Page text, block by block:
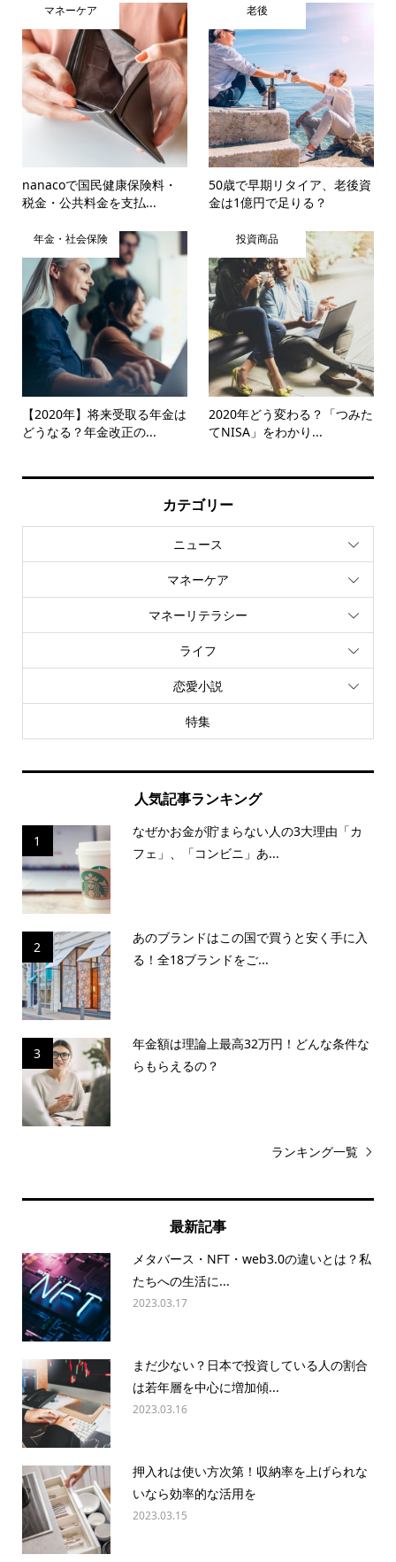
マネーケア
nanacoで国民健康保険料・
税金・公共料金を支払...
老後
50歳で早期リタイア、老後資
金は1億円で足りる？
年金・社会保険
【2020年】将来受取る年金は
どうなる？年金改正の...
投資商品
2020年どう変わる？「つみた
てNISA」をわかり...
カテゴリー
ニュース
マネーケア
マネーリテラシー
ライフ
恋愛小説
特集
人気記事ランキング
1
なぜかお金が貯まらない人の3大理由「カ
フェ」、「コンビニ」あ...
2
あのブランドはこの国で買うと安く手に入
る！全18ブランドをご...
3
年金額は理論上最高32万円！どんな条件な
らもらえるの？
ランキング一覧
最新記事
メタバース・NFT・web3.0の違いとは？私
たちへの生活に...
2023.03.17
まだ少ない？日本で投資している人の割合
は若年層を中心に増加傾...
2023.03.16
押入れは使い方次第！収納率を上げられな
いなら効率的な活用を
2023.03.15